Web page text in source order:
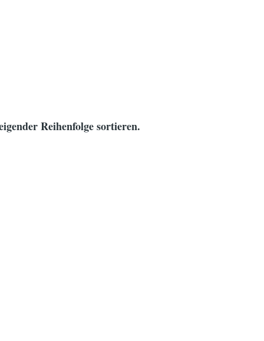
Reihenfolge sortieren.